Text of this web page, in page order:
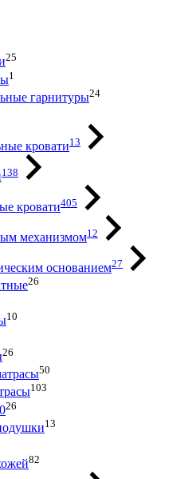
25
1
гарнитуры24
кровати13
138
кровати405
механизмом12
основанием27
26
10
26
50
103
26
13
82